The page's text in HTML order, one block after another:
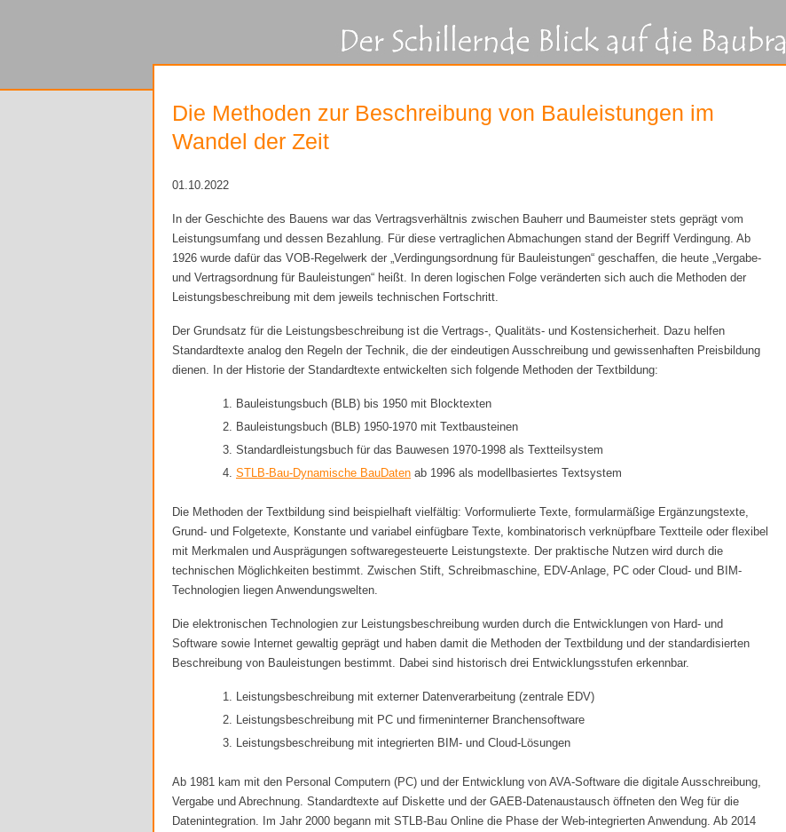
Die Methoden zur Beschreibung von Bauleistungen im
Wandel der Zeit
01.10.2022
In der Geschichte des Bauens war das Vertragsverhältnis zwischen Bauherr und Baumeister stets geprägt vom
Leistungsumfang und dessen Bezahlung. Für diese vertraglichen Abmachungen stand der Begriff Verdingung. Ab
1926 wurde dafür das VOB-Regelwerk der „Verdingungsordnung für Bauleistungen“ geschaffen, die heute „Vergabe-
und Vertragsordnung für Bauleistungen“ heißt. In deren logischen Folge veränderten sich auch die Methoden der
Leistungsbeschreibung mit dem jeweils technischen Fortschritt.
Der Grundsatz für die Leistungsbeschreibung ist die Vertrags-, Qualitäts- und Kostensicherheit. Dazu helfen
Standardtexte analog den Regeln der Technik, die der eindeutigen Ausschreibung und gewissenhaften Preisbildung
dienen. In der Historie der Standardtexte entwickelten sich folgende Methoden der Textbildung:
Bauleistungsbuch (BLB) bis 1950 mit Blocktexten
Bauleistungsbuch (BLB) 1950-1970 mit Textbausteinen
Standardleistungsbuch für das Bauwesen 1970-1998 als Textteilsystem
STLB-Bau-Dynamische BauDaten ab 1996 als modellbasiertes Textsystem
Die Methoden der Textbildung sind beispielhaft vielfältig: Vorformulierte Texte, formularmäßige Ergänzungstexte,
Grund- und Folgetexte, Konstante und variabel einfügbare Texte, kombinatorisch verknüpfbare Textteile oder flexibel
mit Merkmalen und Ausprägungen softwaregesteuerte Leistungstexte. Der praktische Nutzen wird durch die
technischen Möglichkeiten bestimmt. Zwischen Stift, Schreibmaschine, EDV-Anlage, PC oder Cloud- und BIM-
Technologien liegen Anwendungswelten.
Die elektronischen Technologien zur Leistungsbeschreibung wurden durch die Entwicklungen von Hard- und
Software sowie Internet gewaltig geprägt und haben damit die Methoden der Textbildung und der standardisierten
Beschreibung von Bauleistungen bestimmt. Dabei sind historisch drei Entwicklungsstufen erkennbar.
Leistungsbeschreibung mit externer Datenverarbeitung (zentrale EDV)
Leistungsbeschreibung mit PC und firmeninterner Branchensoftware
Leistungsbeschreibung mit integrierten BIM- und Cloud-Lösungen
Ab 1981 kam mit den Personal Computern (PC) und der Entwicklung von AVA-Software die digitale Ausschreibung,
Vergabe und Abrechnung. Standardtexte auf Diskette und der GAEB-Datenaustausch öffneten den Weg für die
Datenintegration. Im Jahr 2000 begann mit STLB-Bau Online die Phase der Web-integrierten Anwendung. Ab 2014